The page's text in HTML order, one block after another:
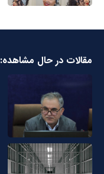
مقالات در حال مشاهده: